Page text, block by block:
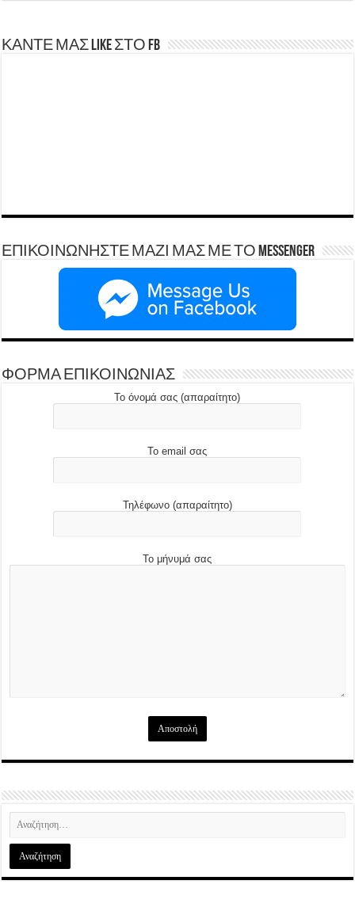
ΚΑΝΤΕ ΜΑΣ LIKE ΣΤΟ FB
ΕΠΙΚΟΙΝΩΝΗΣΤΕ ΜΑΖΙ ΜΑΣ ΜΕ ΤΟ Messenger
ΦΟΡΜΑ ΕΠΙΚΟΙΝΩΝΙΑΣ
Το όνομά σας (απαραίτητο)
Το email σας
Τηλέφωνο (απαραίτητο)
Το μήνυμά σας